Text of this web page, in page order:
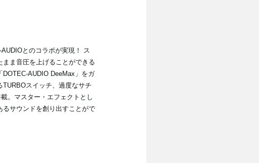
とのコラボが実現！ ス
ま音圧を上げることができる
AUDIO DeeMax」をガ
スイッチ、過度なサチ
。マスター・エフェクトとし
サウンドを創り出すことがで